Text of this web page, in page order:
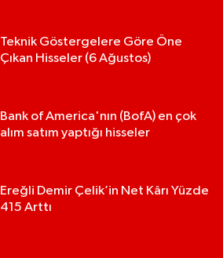
Teknik Göstergelere Göre Öne
Çıkan Hisseler (6 Ağustos)
Bank of America'nın (BofA) en çok
alım satım yaptığı hisseler
Ereğli Demir Çelik’in Net Kârı Yüzde
415 Arttı